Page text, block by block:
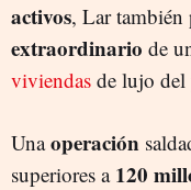
activos, Lar también
extraordinario de
viviendas de lujo del
Unaoperación
superiores a 120